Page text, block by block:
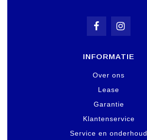
INFORMATIE
Over ons
Lease
Garantie
Klantenservice
Service en onderhoud